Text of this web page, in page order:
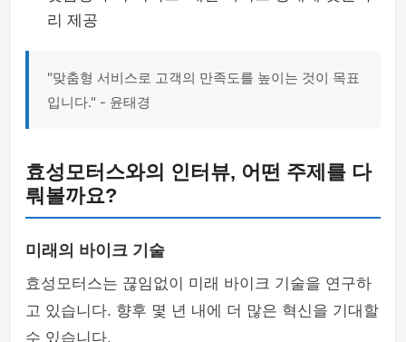
리 제공
"맞춤형 서비스로 고객의 만족도를 높이는 것이 목표
입니다." - 윤태경
효성모터스와의 인터뷰, 어떤 주제를 다
뤄볼까요?
미래의 바이크 기술
효성모터스는 끊임없이 미래 바이크 기술을 연구하
고 있습니다. 향후 몇 년 내에 더 많은 혁신을 기대할
수 있습니다.